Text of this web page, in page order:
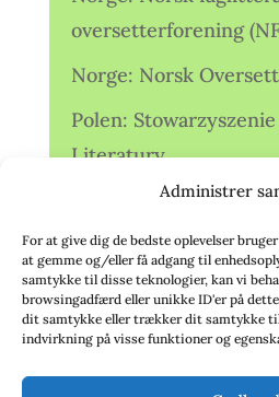
Administrer
For at give dig de bedste oplevelser
at gemme og/eller få adgang til
samtykke til disse teknologier, kan vi
browsingadfærd eller unikke ID'er på
dit samtykke eller trækker dit samtykke
indvirkning på visse funktioner og
oversetterforening
Norge: Norsk
Polen:
Literatury
Storbritannien:
Association (TA)
Sverige:
Sverige: